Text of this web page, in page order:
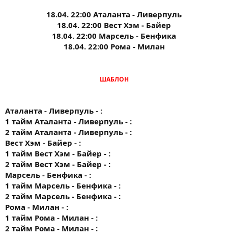
18.04. 22:00 Аталанта - Ливерпуль
18.04. 22:00 Вест Хэм - Байер
18.04. 22:00 Марсель - Бенфика
18.04. 22:00 Рома - Милан
ШАБЛОН
Аталанта - Ливерпуль - :
1 тайм Аталанта - Ливерпуль - :
2 тайм Аталанта - Ливерпуль - :
Вест Хэм - Байер - :
1 тайм Вест Хэм - Байер - :
2 тайм Вест Хэм - Байер - :
Марсель - Бенфика - :
1 тайм Марсель - Бенфика - :
2 тайм Марсель - Бенфика - :
Рома - Милан - :
1 тайм Рома - Милан - :
2 тайм Рома - Милан - :